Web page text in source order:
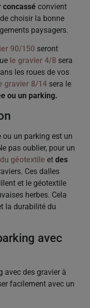
concassé convient
choisir la bonne
paysagers.
90/150 seront
le gravier 4/8 sera
les roues de vos
gravier 8/14 sera le
ou un parking.
ou un parking est un
pas oublier, pour un
du géotextile et des
Ces dalles
et le géotextile
herbes. Cela
la durabilité du
avec
avec des gravier à
facilement avec un